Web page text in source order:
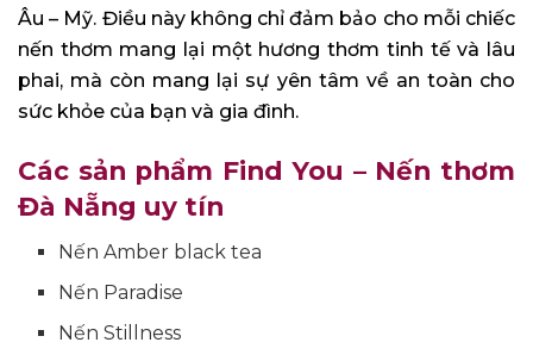
Âu – Mỹ. Điều này không chỉ đảm bảo cho mỗi chiếc
nến thơm mang lại một hương thơm tinh tế và lâu
phai, mà còn mang lại sự yên tâm về an toàn cho
sức khỏe của bạn và gia đình.
Các sản phẩm Find You – Nến thơm
Đà Nẵng uy tín
Nến Amber black tea
Nến Paradise
Nến Stillness